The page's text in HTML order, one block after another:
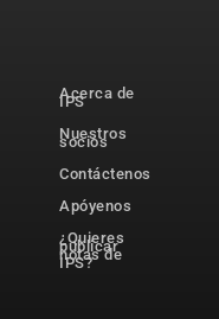
Acerca de
IPS
Nuestros
socios
Contáctenos
Apóyenos
¿Quieres
publicar
notas de
IPS?